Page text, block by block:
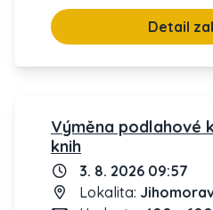
Detail
Výměna podlahové
knih
3. 8. 2026 09:57
Lokalita: